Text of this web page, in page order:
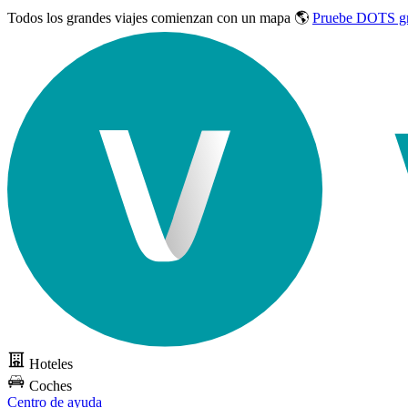
Todos los grandes viajes comienzan con un mapa 🌎 Pruebe DOTS
Hoteles
Coches
Centro de ayuda